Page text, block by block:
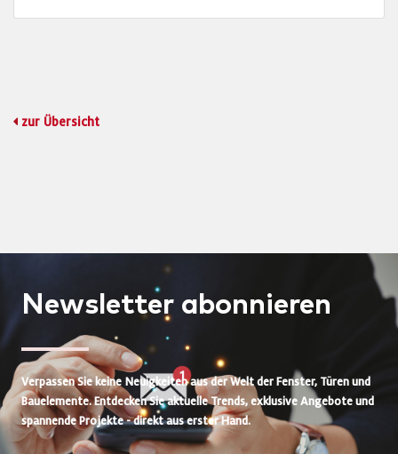
zur Übersicht
Newsletter abonnieren
Verpassen Sie keine Neuigkeiten aus der Welt der Fenster, Türen und
Bauelemente. Entdecken Sie aktuelle Trends, exklusive Angebote und
spannende Projekte - direkt aus erster Hand.